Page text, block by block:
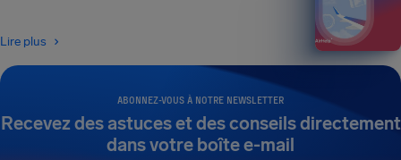
ABONNEZ-VOUS À NOTRE NEWSLETTER
Recevez des astuces et des conseils directement
dans votre boîte e-mail
Lire plus